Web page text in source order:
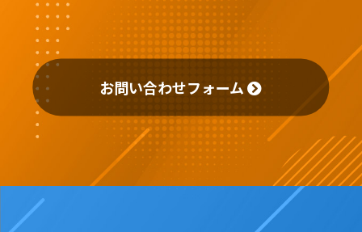
お問い合わせフォーム